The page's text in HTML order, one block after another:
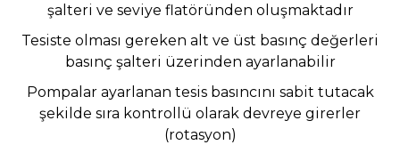
şalteri ve seviye flatöründen oluşmaktadır
Tesiste olması gereken alt ve üst basınç değerleri
basınç şalteri üzerinden ayarlanabilir
Pompalar ayarlanan tesis basıncını sabit tutacak
şekilde sıra kontrollü olarak devreye girerler
(rotasyon)